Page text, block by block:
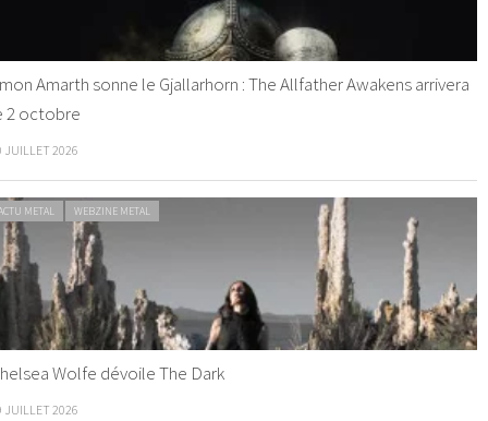
Amarth sonne le Gjallarhorn : The Allfather Awakens arrivera
2 octobre
JUILLET 2026
METAL WEBZINE METAL
Wolfe dévoile The Dark
JUILLET 2026